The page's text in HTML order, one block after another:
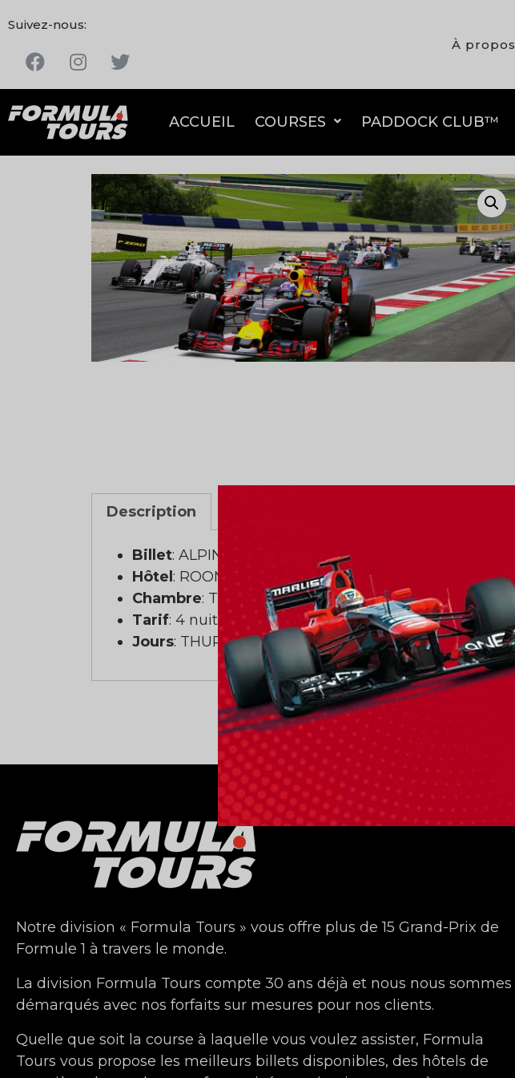
Suivez-nous:
À propos
ACCUEIL COURSES PADDOCK CLUB™
Description
Billet: ALPINE TEAM PADDOCK CLUB
Hôtel: ROOMZ GRAZ HOTEL
Chambre: Tripe (3 personnes)
Tarif: 4 nuits
Jours: THURSDAY TO MONDAY
Notre division « Formula Tours » vous offre plus de 15 Grand-Prix de
Formule 1 à travers le monde.
La division Formula Tours compte 30 ans déjà et nous nous sommes
démarqués avec nos forfaits sur mesures pour nos clients.
Quelle que soit la course à laquelle vous voulez assister, Formula
Tours vous propose les meilleurs billets disponibles, des hôtels de